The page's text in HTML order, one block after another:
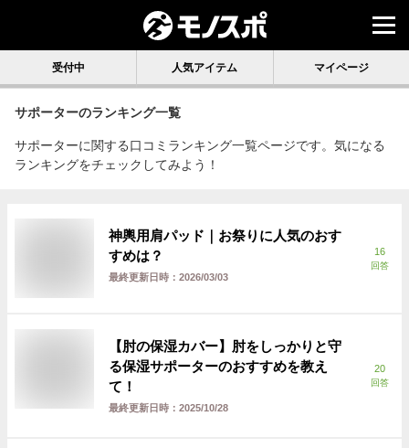
受付中 人気アイテム マイページ
サポーターのランキング一覧
サポーターに関する口コミランキング一覧ページです。気になる
ランキングをチェックしてみよう！
神輿用肩パッド｜お祭りに人気のおす
すめは？
最終更新日時： 2026/03/03
16
回答
【肘の保湿カバー】肘をしっかりと守
る保湿サポーターのおすすめを教え
て！
最終更新日時： 2025/10/28
20
回答